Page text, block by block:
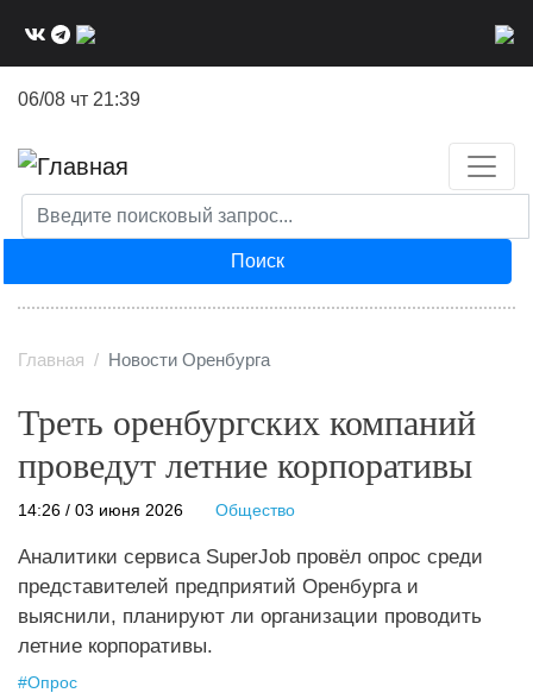
06/08 чт 21:39
Поиск
Главная Новости Оренбурга
Треть оренбургских компаний
проведут летние корпоративы
14:26 / 03 июня 2026 Общество
Аналитики сервиса SuperJob провёл опрос среди
представителей предприятий Оренбурга и
выяснили, планируют ли организации проводить
летние корпоративы.
#Опрос